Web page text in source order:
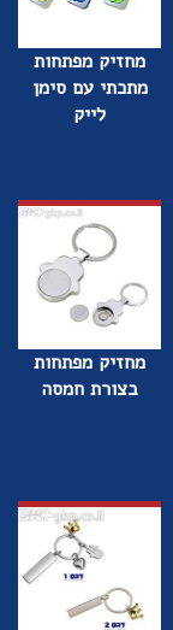
מחזיק מפתחות
מתכתי עם סימן
לייק
מחזיק מפתחות
בצורת חמסה